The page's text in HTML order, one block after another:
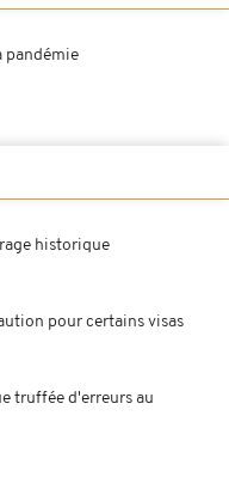
pandémie
historique
pour certains visas
truffée d'erreurs au